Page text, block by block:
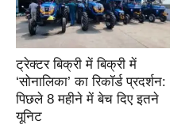
ट्रेक्टर बिक्री में बिक्री में
‘सोनालिका’ का रिकॉर्ड प्रदर्शन:
पिछले 8 महीने में बेच दिए इतने
यूनिट